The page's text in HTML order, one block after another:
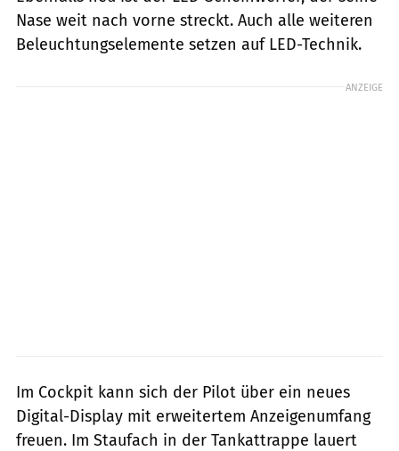
Nase weit nach vorne streckt. Auch alle weiteren
Beleuchtungselemente setzen auf LED-Technik.
ANZEIGE
Im Cockpit kann sich der Pilot über ein neues
Digital-Display mit erweitertem Anzeigenumfang
freuen. Im Staufach in der Tankattrappe lauert